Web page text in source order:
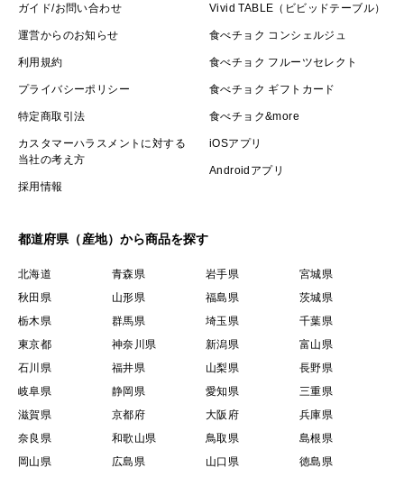
ガイド/お問い合わせ
運営からのお知らせ
利用規約
プライバシーポリシー
特定商取引法
カスタマーハラスメントに対する
当社の考え方
採用情報
Vivid TABLE（ビビッドテーブル）
食べチョク コンシェルジュ
食べチョク フルーツセレクト
食べチョク ギフトカード
食べチョク&more
iOSアプリ
Androidアプリ
都道府県（産地）から商品を探す
北海道 青森県 岩手県
宮城県
秋田県
山形県 福島県
茨城県
栃木県
群馬県 埼玉県
千葉県
東京都
神奈川県 新潟県
富山県
石川県
福井県 山梨県
長野県
岐阜県
静岡県 愛知県
三重県
滋賀県
京都府 大阪府
兵庫県
奈良県
和歌山県 鳥取県
島根県
岡山県
広島県 山口県
徳島県